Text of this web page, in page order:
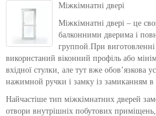
Міжкімнатні двері
Міжкімнатні двері – це
балконними дверима і
группой.При
використаний віконний профіль або
вхідної стулки, але тут вже обов’язкова
нажимной ручки і замку із замиканням в
Найчастіше тип міжкімнатних дверей
отвори внутрішніх побутових